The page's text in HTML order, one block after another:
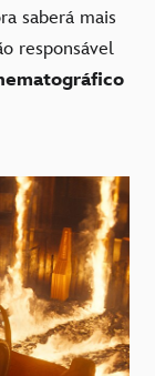
saberá mais
responsável